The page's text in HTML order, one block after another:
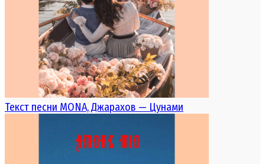
Текст песни MONA, Джарахов — Цунами